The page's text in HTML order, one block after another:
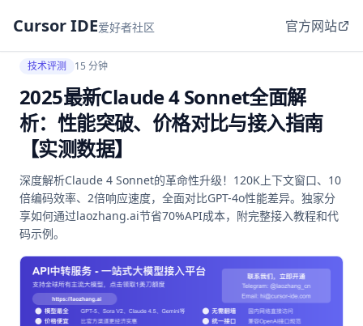
Cursor IDE爱好者社区 官方网站
技术评测 15 分钟
2025最新Claude 4 Sonnet全面解
析：性能突破、价格对比与接入指南
【实测数据】
深度解析Claude 4 Sonnet的革命性升级！120K上下文窗口、10
倍编码效率、2倍响应速度，全面对比GPT-4o性能差异。独家分
享如何通过laozhang.ai节省70%API成本，附完整接入教程和代
码示例。